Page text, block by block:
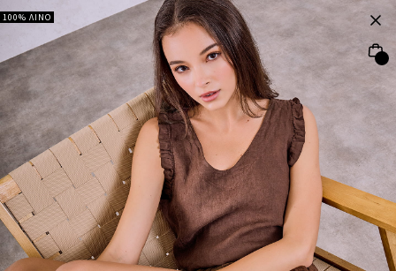
100% ΛΙΝΟ